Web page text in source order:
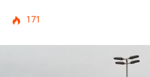
171